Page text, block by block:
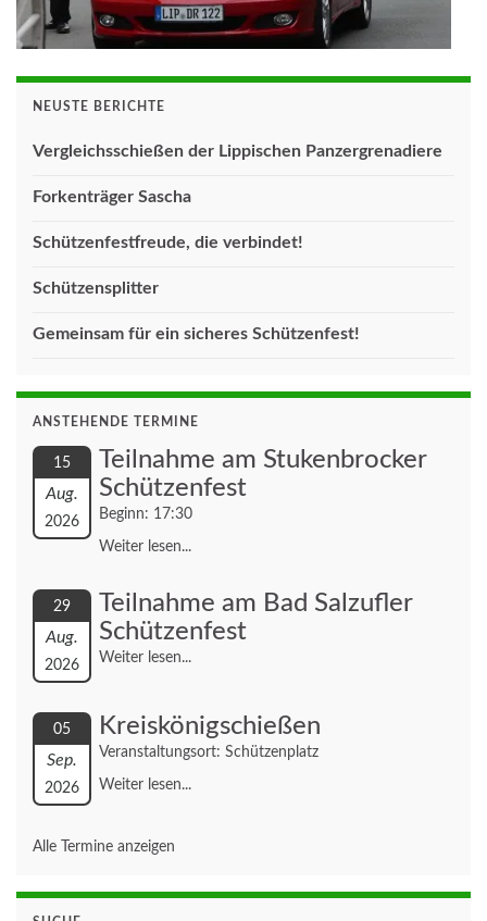
NEUSTE BERICHTE
Vergleichsschießen der Lippischen Panzergrenadiere
Forkenträger Sascha
Schützenfestfreude, die verbindet!
Schützensplitter
Gemeinsam für ein sicheres Schützenfest!
ANSTEHENDE TERMINE
15
Aug.
2026
Teilnahme am Stukenbrocker
Schützenfest
Beginn: 17:30
Weiter lesen...
29
Aug.
2026
Teilnahme am Bad Salzufler
Schützenfest
Weiter lesen...
05
Sep.
2026
Kreiskönigschießen
Veranstaltungsort: Schützenplatz
Weiter lesen...
Alle Termine anzeigen